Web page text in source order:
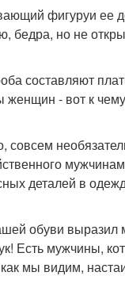
фигуруи ее
бедра, но не
составляют
женщин - вот к
деталей в
обуви выразил
Есть мужчины,
мы видим,